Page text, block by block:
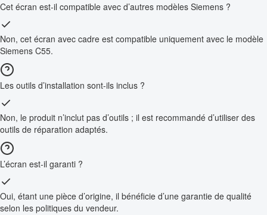
Cet écran est-il compatible avec d’autres modèles Siemens ?
Non, cet écran avec cadre est compatible uniquement avec le modèle
Siemens C55.
Les outils d’installation sont-ils inclus ?
Non, le produit n’inclut pas d’outils ; il est recommandé d’utiliser des
outils de réparation adaptés.
L’écran est-il garanti ?
Oui, étant une pièce d’origine, il bénéficie d’une garantie de qualité
selon les politiques du vendeur.